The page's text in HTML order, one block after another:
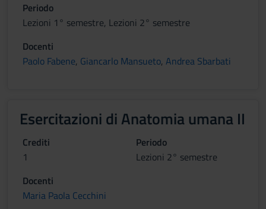
Periodo
Lezioni 1° semestre, Lezioni 2° semestre
Docenti
Paolo Fabene, Giancarlo Mansueto, Andrea Sbarbati
Esercitazioni di Anatomia umana II
Crediti
1
Periodo
Lezioni 2° semestre
Docenti
Maria Paola Cecchini